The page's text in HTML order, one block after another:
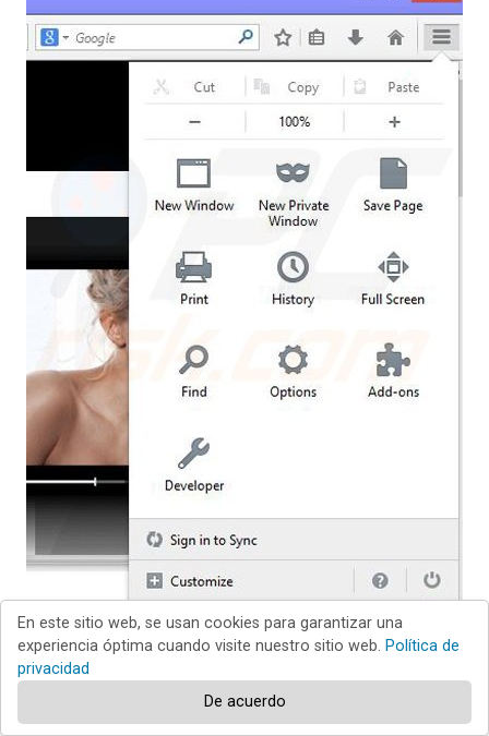
Haga clic en "Firefox" (en la esquina superior
derecha de la ventana principal), seleccione
En este sitio web, se usan cookies para garantizar una
experiencia óptima cuando visite nuestro sitio web. Política de
privacidad
De acuerdo